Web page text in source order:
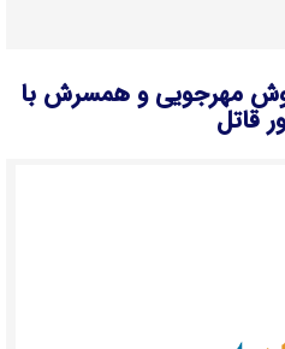
مهرجویی و همسرش با
قاتل